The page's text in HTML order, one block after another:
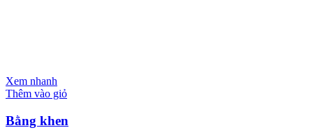
Xem nhanh
Thêm vào giỏ
Bằng khen